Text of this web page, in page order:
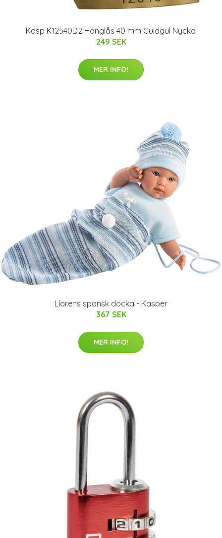
Kasp K12540D2 Hänglås 40 mm Guldgul Nyckel
249 SEK
MER INFO!
Llorens spansk docka - Kasper
367 SEK
MER INFO!